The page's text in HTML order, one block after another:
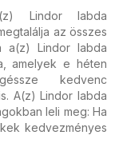
Lindor labda
az összes
a(z) Lindor labda
amelyek e héten
kedvenc
A(z) Lindor labda
leli meg: Ha
kedvezményes